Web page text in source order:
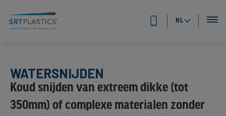
NL
WATERSNIJDEN
Koud snijden van extreem dikke (tot
350mm) of complexe materialen zonder